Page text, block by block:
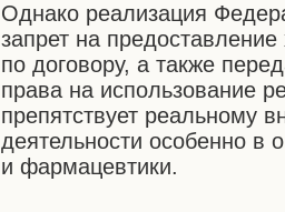
Однако реализация
запрет на
по договору, а также
права на использование
препятствует реальному
деятельности особенно в
и фармацевтики.